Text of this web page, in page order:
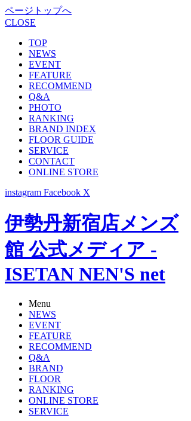
ページトップへ
CLOSE
TOP
NEWS
EVENT
FEATURE
RECOMMEND
Q&A
PHOTO
RANKING
BRAND INDEX
FLOOR GUIDE
SERVICE
CONTACT
ONLINE STORE
instagram Facebook X
伊勢丹新宿店メンズ
館 公式メディア -
ISETAN NEN'S net
Menu
NEWS
EVENT
FEATURE
RECOMMEND
Q&A
BRAND
FLOOR
RANKING
ONLINE STORE
SERVICE